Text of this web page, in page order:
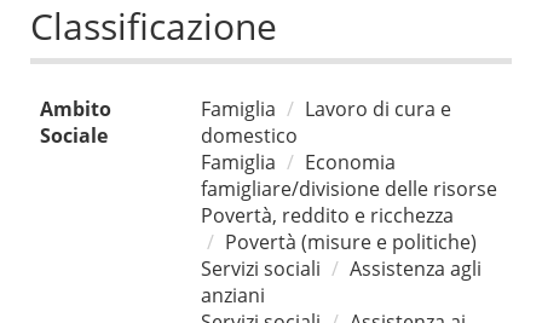
Classificazione
Ambito
Sociale
Famiglia
Lavoro di cura e
domestico
Famiglia
Economia
famigliare/divisione delle risorse
Povertà, reddito e ricchezza
Povertà (misure e politiche)
Servizi sociali
Assistenza agli
anziani